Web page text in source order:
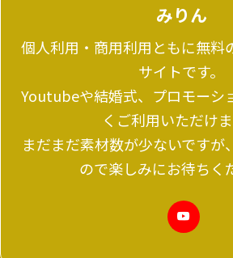
みりん
個人利用・商用利用ともに無料
サイトです。
Youtubeや結婚式、プロモーシ
くご利用いただけま
まだまだ素材数が少ないですが
ので楽しみにお待ちく